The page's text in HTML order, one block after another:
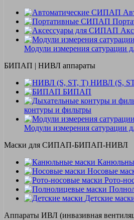
Модули измерения сатурации
БИПАП | НИВЛ аппараты
НИВЛ (S,
БИПАП
контуры и фильтры
Модули измерения сатурации
Маски для СИПАП-БИПАП-НИВЛ
Носовые
Рото-
Детские
Аппараты ИВЛ (инвазивная